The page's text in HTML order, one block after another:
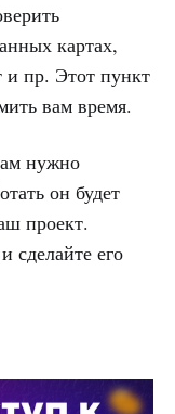
картах,
и пр. Этот пункт
вам время.
нужно
он будет
проект.
сделайте его